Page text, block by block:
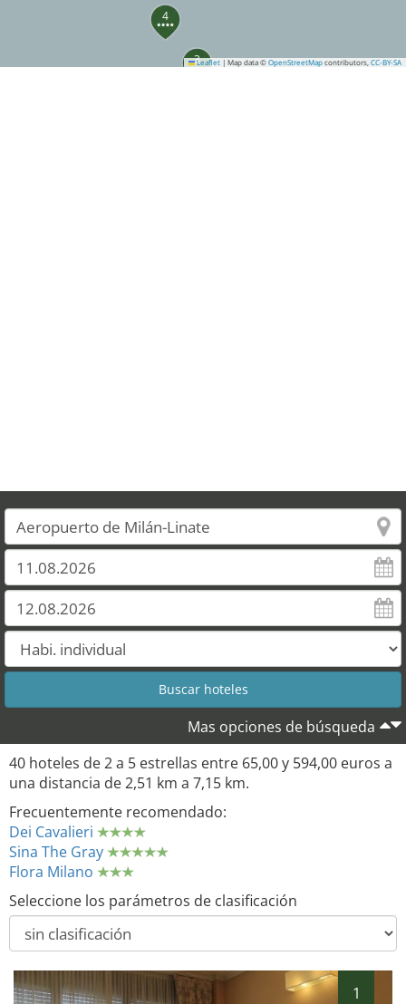
3
4
Leaflet | Map data © OpenStreetMap contributors, CC-BY-SA
Mas opciones de búsqueda
40 hoteles de 2 a 5 estrellas entre 65,00 y 594,00 euros a
una distancia de 2,51 km a 7,15 km.
Frecuentemente recomendado:
Dei Cavalieri
Sina The Gray
Flora Milano
Seleccione los parámetros de clasificación
1